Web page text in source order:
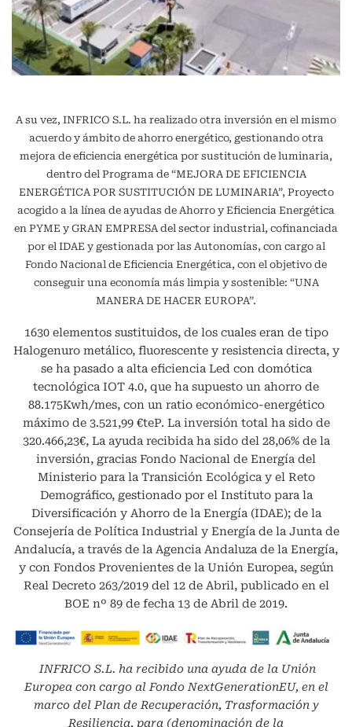
A su vez, INFRICO S.L. ha realizado otra inversión en el mismo
acuerdo y ámbito de ahorro energético, gestionando otra
mejora de eficiencia energética por sustitución de luminaria,
dentro del Programa de “MEJORA DE EFICIENCIA
ENERGÉTICA POR SUSTITUCIÓN DE LUMINARIA”, Proyecto
acogido a la línea de ayudas de Ahorro y Eficiencia Energética
en PYME y GRAN EMPRESA del sector industrial, cofinanciada
por el IDAE y gestionada por las Autonomías, con cargo al
Fondo Nacional de Eficiencia Energética, con el objetivo de
conseguir una economía más limpia y sostenible: “UNA
MANERA DE HACER EUROPA”.
1630 elementos sustituidos, de los cuales eran de tipo
Halogenuro metálico, fluorescente y resistencia directa, y
se ha pasado a alta eficiencia Led con domótica
tecnológica IOT 4.0, que ha supuesto un ahorro de
88.175Kwh/mes, con un ratio económico-energético
máximo de 3.521,99 €teP. La inversión total ha sido de
320.466,23€, La ayuda recibida ha sido del 28,06% de la
inversión, gracias Fondo Nacional de Energía del
Ministerio para la Transición Ecológica y el Reto
Demográfico, gestionado por el Instituto para la
Diversificación y Ahorro de la Energía (IDAE); de la
Consejería de Política Industrial y Energía de la Junta de
Andalucía, a través de la Agencia Andaluza de la Energía,
y con Fondos Provenientes de la Unión Europea, según
Real Decreto 263/2019 del 12 de Abril, publicado en el
BOE nº 89 de fecha 13 de Abril de 2019.
INFRICO S.L. ha recibido una ayuda de la Unión
Europea con cargo al Fondo NextGenerationEU, en el
marco del Plan de Recuperación, Trasformación y
Resiliencia, para (denominación de la